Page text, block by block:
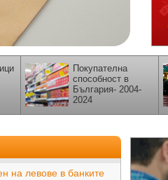
Покупателна
способност в
България- 2004-
2024
на левове в банките